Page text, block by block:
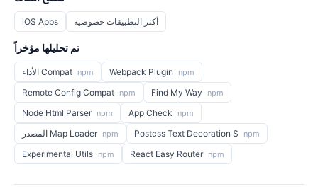
iOS Apps أكثر التطبيقات خصوصية
تم تحليلها مؤخراً
الأداء Compat npm Webpack Plugin npm
Remote Config Compat npm Find My Way npm
Node Html Parser npm App Check npm
المصدر Map Loader npm Postcss Text Decoration S npm
Experimental Utils npm React Easy Router npm